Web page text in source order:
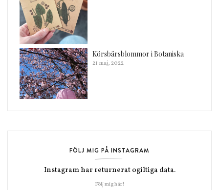
Körsbärsblommor i Botaniska
21 maj, 2022
FÖLJ MIG PÅ INSTAGRAM
Instagram har returnerat ogiltiga data.
Följ mig här!